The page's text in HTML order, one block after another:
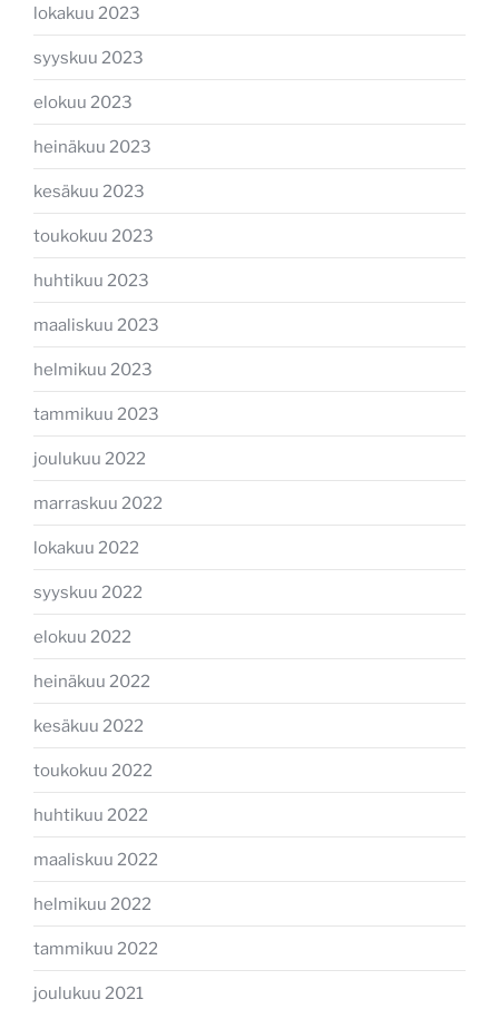
lokakuu 2023
syyskuu 2023
elokuu 2023
heinäkuu 2023
kesäkuu 2023
toukokuu 2023
huhtikuu 2023
maaliskuu 2023
helmikuu 2023
tammikuu 2023
joulukuu 2022
marraskuu 2022
lokakuu 2022
syyskuu 2022
elokuu 2022
heinäkuu 2022
kesäkuu 2022
toukokuu 2022
huhtikuu 2022
maaliskuu 2022
helmikuu 2022
tammikuu 2022
joulukuu 2021